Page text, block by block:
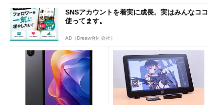
SNSアカウントを着実に成長。実はみんなココ
使ってます。
AD（Dreaw合同会社）